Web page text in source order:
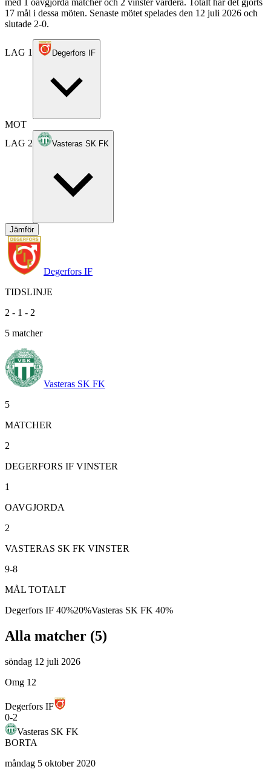
17 mål i dessa möten. Senaste mötet spelades den 12 juli 2026 och
slutade 2-0.
LAG 1 Degerfors IF
MOT
LAG 2
Vasteras SK FK
Jämför
Degerfors IF
TIDSLINJE
2 - 1 - 2
5 matcher
Vasteras SK FK
5
MATCHER
2
DEGERFORS IF VINSTER
1
OAVGJORDA
2
VASTERAS SK FK VINSTER
9-8
MÅL TOTALT
Degerfors IF 40%20%Vasteras SK FK 40%
Alla matcher (5)
söndag 12 juli 2026
Omg 12
Degerfors IF
0-2
Vasteras SK FK
BORTA
måndag 5 oktober 2020